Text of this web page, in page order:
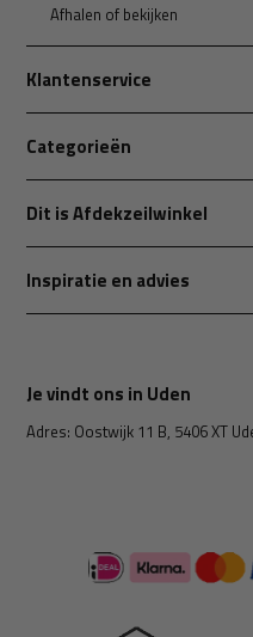
Afhalen of bekijken
Klantenservice
Categorieën
Dit is Afdekzeilwinkel
Inspiratie en advies
Je vindt ons in Uden
Adres: Oostwijk 11 B, 5406 XT